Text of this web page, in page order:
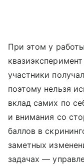
При этом у
участники
поэтому нельзя
вклад самих по
и внимания со
баллов в
заметных
задачах —